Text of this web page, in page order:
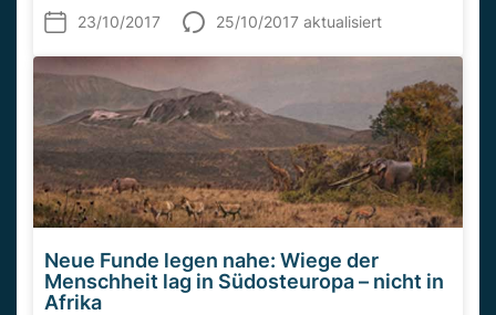
23/10/2017 25/10/2017 aktualisiert
Neue Funde legen nahe: Wiege der
Menschheit lag in Südosteuropa – nicht in
Afrika